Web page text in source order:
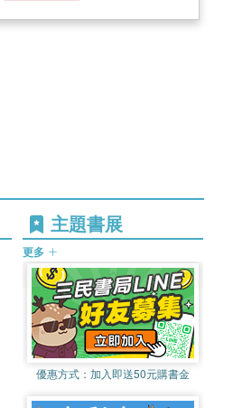
主題書展
更多
優惠方式： 加入即送50元購書金